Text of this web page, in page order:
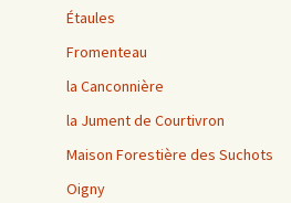
Étaules
Fromenteau
la Canconnière
la Jument de Courtivron
Maison Forestière des Suchots
Oigny